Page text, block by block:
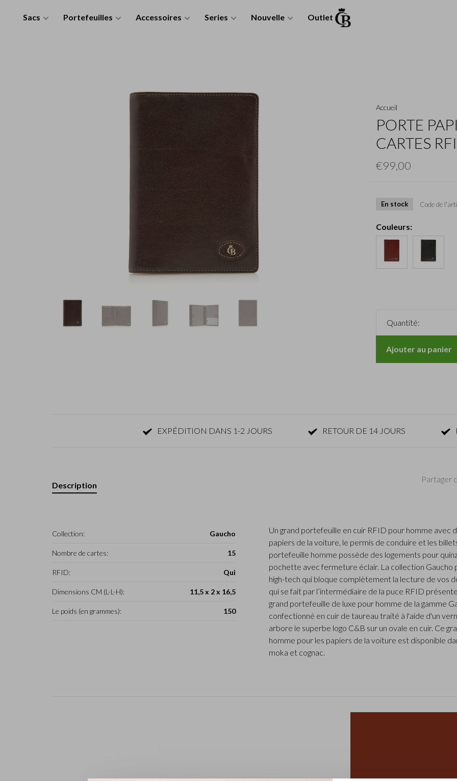
Sacs Portefeuilles Accessoires Series Nouvelle Outlet
Accueil
PORTE
CARTES
€99,00
En stock Code de
Couleurs:
Quantité:
Ajouter au panier
EXPÉDITION DANS 1-2 JOURS RETOUR DE 14 JOURS
Partager
Description
Collection: Gaucho
Nombre de cartes: 15
RFID: Qui
Dimensions CM (L-L-H): 11,5 x 2 x 16,5
Le poids (en grammes): 150
Un grand portefeuille en cuir RFID pour homme avec
papiers de la voiture, le permis de conduire et les
portefeuille homme possède des logements pour
pochette avec fermeture éclair. La collection Gaucho
high-tech qui bloque complètement la lecture de vos
qui se fait par l’intermédiaire de la puce RFID
grand portefeuille de luxe pour homme de la gamme
confectionné en cuir de taureau traité à l'aide d'un
arbore le superbe logo C&B sur un ovale en cuir. Ce
homme pour les papiers de la voiture est disponible
moka et cognac.